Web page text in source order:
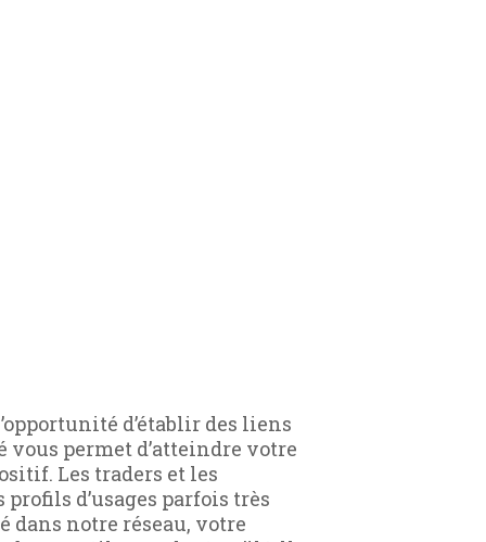
d’établir des liens
permet d’atteindre votre
Les traders et les
d’usages parfois très
dans notre réseau, votre